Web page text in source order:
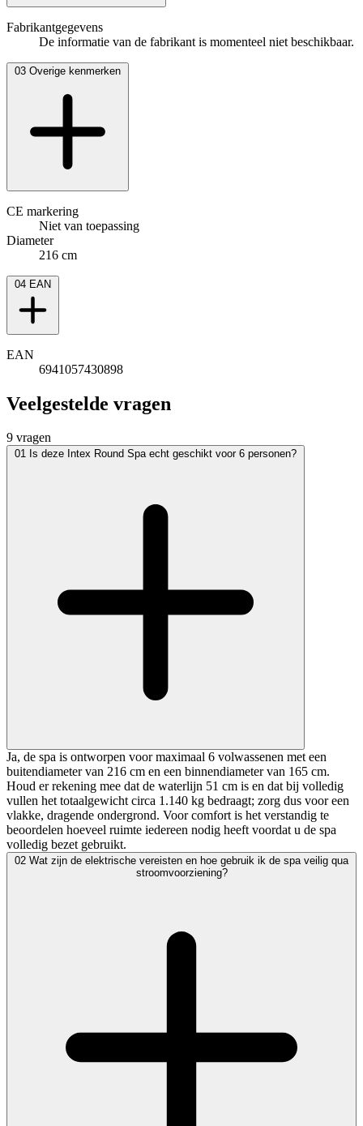
Fabrikantgegevens
De informatie van de fabrikant is momenteel niet beschikbaar.
03 Overige kenmerken
CE markering
Niet van toepassing
Diameter
216 cm
04 EAN
EAN
6941057430898
Veelgestelde vragen
9 vragen
01 Is deze Intex Round Spa echt geschikt voor 6 personen?
Ja, de spa is ontworpen voor maximaal 6 volwassenen met een
buitendiameter van 216 cm en een binnendiameter van 165 cm.
Houd er rekening mee dat de waterlijn 51 cm is en dat bij volledig
vullen het totaalgewicht circa 1.140 kg bedraagt; zorg dus voor een
vlakke, dragende ondergrond. Voor comfort is het verstandig te
beoordelen hoeveel ruimte iedereen nodig heeft voordat u de spa
volledig bezet gebruikt.
02 Wat zijn de elektrische vereisten en hoe gebruik ik de spa veilig qua
stroomvoorziening?